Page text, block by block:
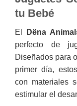
tu Bebé
El Dëna
perfecto de
Diseñados para
primer día,
con materiales
estimular el